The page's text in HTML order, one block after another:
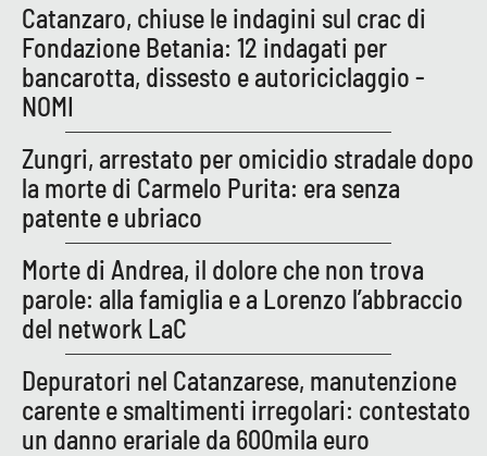
Catanzaro, chiuse le indagini sul crac di
Fondazione Betania: 12 indagati per
bancarotta, dissesto e autoriciclaggio -
NOMI
Zungri, arrestato per omicidio stradale dopo
la morte di Carmelo Purita: era senza
patente e ubriaco
Morte di Andrea, il dolore che non trova
parole: alla famiglia e a Lorenzo l’abbraccio
del network LaC
Depuratori nel Catanzarese, manutenzione
carente e smaltimenti irregolari: contestato
un danno erariale da 600mila euro